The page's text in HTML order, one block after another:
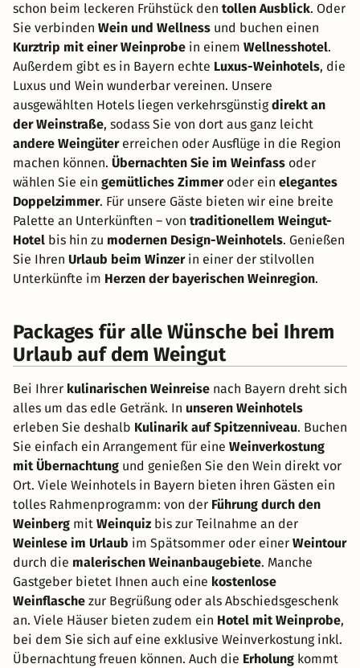
schon beim leckeren Frühstück den tollen Ausblick. Oder
Sie verbinden Wein und Wellness und buchen einen
Kurztrip mit einer Weinprobe in einem Wellnesshotel.
Außerdem gibt es in Bayern echte Luxus-Weinhotels, die
Luxus und Wein wunderbar vereinen. Unsere
ausgewählten Hotels liegen verkehrsgünstigdirekt an
der Weinstraße, sodass Sie von dort aus ganz leicht
andere Weingütererreichen oder Ausflüge in die Region
machen können. Übernachten Sie im Weinfass oder
wählen Sie ein gemütliches Zimmeroder ein elegantes
Doppelzimmer. Für unsere Gäste bieten wir eine breite
Palette an Unterkünften – von traditionellem Weingut-
Hotel bis hin zu modernen Design-Weinhotels. Genießen
Sie Ihren Urlaub beim Winzerin einer der stilvollen
Unterkünfte im Herzen der bayerischen Weinregion.
Packages für alle Wünsche bei Ihrem
Urlaub auf dem Weingut
Bei Ihrer kulinarischen Weinreise nach Bayern dreht sich
alles um das edle Getränk. In unseren Weinhotels
erleben Sie deshalb Kulinarik auf Spitzenniveau. Buchen
Sie einfach ein Arrangement für eine Weinverkostung
mit Übernachtung und genießen Sie den Wein direkt vor
Ort. Viele Weinhotels in Bayern bieten ihren Gästen ein
tolles Rahmenprogramm: von der Führung durch den
Weinberg mit Weinquiz bis zur Teilnahme an der
Weinlese im Urlaub im Spätsommer oder einer Weintour
durch die malerischen Weinanbaugebiete. Manche
Gastgeber bietet Ihnen auch eine kostenlose
Weinflasche zur Begrüßung oder als Abschiedsgeschenk
an. Viele Häuser bieten zudem ein Hotel mit Weinprobe,
bei dem Sie sich auf eine exklusive Weinverkostung inkl.
Übernachtung freuen können. Auch die Erholung kommt